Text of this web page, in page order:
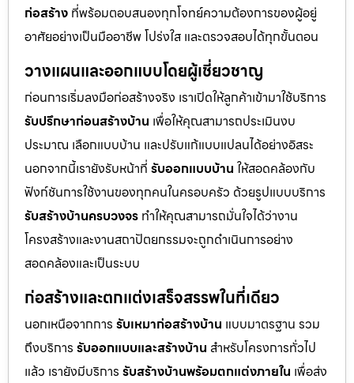
ก่อสร้าง ที่พร้อมตอบสนองทุกโจทย์ความต้องการของผู้อยู่
อาศัยอย่างเป็นมืออาชีพ โปร่งใส และตรวจสอบได้ทุกขั้นตอน
วางแผนและออกแบบโดยผู้เชี่ยวชาญ
ก่อนการเริ่มลงมือก่อสร้างจริง เราเปิดให้ลูกค้าเข้ามาใช้บริการ
รับปรึกษาก่อนสร้างบ้าน เพื่อให้คุณสามารถประเมินงบ
ประมาณ เลือกแบบบ้าน และปรับแก้แบบแปลนได้อย่างอิสระ
นอกจากนี้เรายังรับหน้าที่ รับออกแบบบ้าน ให้สอดคล้องกับ
ฟังก์ชันการใช้งานของทุกคนในครอบครัว ด้วยรูปแบบบริการ
รับสร้างบ้านครบวงจร ทำให้คุณสามารถมั่นใจได้ว่างาน
โครงสร้างและงานสถาปัตยกรรมจะถูกดำเนินการอย่าง
สอดคล้องและเป็นระบบ
ก่อสร้างและตกแต่งเสร็จสรรพในที่เดียว
นอกเหนือจากการ รับเหมาก่อสร้างบ้าน แบบมาตรฐาน รวม
ถึงบริการ รับออกแบบและสร้างบ้าน สำหรับโครงการทั่วไป
แล้ว เรายังมีบริการ รับสร้างบ้านพร้อมตกแต่งภายใน เพื่อส่ง